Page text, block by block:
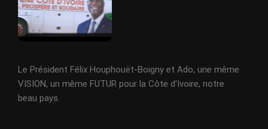
Le Président Félix Houphouët-Boigny et Ado, une même
VISION, un même FUTUR pour la Côte d'Ivoire, notre
beau pays.